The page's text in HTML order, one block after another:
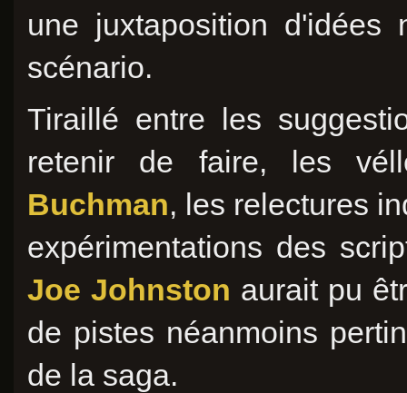
une juxtaposition
scénario.
Tiraillé entre les
retenir de faire, les
Buchman, les relectures
expérimentations des
Joe Johnston aurait pu
de pistes néanmoins
de la saga.